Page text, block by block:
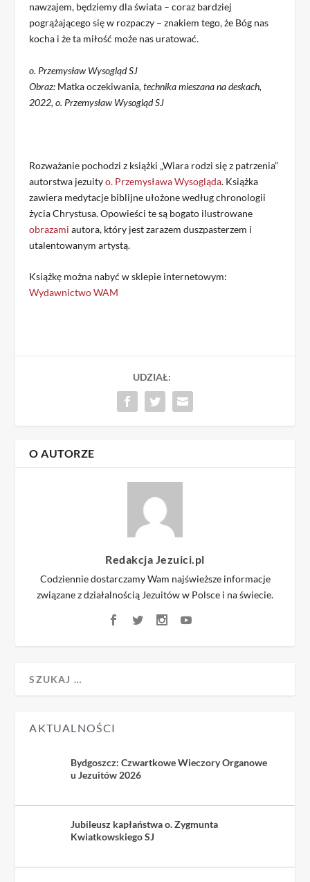
nawzajem, będziemy dla świata – coraz bardziej
pogrążającego się w rozpaczy – znakiem tego, że Bóg nas
kocha i że ta miłość może nas uratować.
o. Przemysław Wysogląd SJ
Obraz: Matka oczekiwania, technika mieszana na deskach,
2022, o. Przemysław Wysogląd SJ
Rozważanie pochodzi z książki „Wiara rodzi się z patrzenia”
autorstwa jezuityo. Przemysława Wysogląda. Książka
zawiera medytacje biblijne ułożone według chronologii
życia Chrystusa. Opowieści te są bogato ilustrowane
obrazami autora, który jest zarazem duszpasterzem i
utalentowanym artystą.
Książkę można nabyć w sklepie internetowym:
Wydawnictwo WAM
UDZIAŁ:
O AUTORZE
Redakcja Jezuici.pl
Codziennie dostarczamy Wam najświeższe informacje
związane z działalnością Jezuitów w Polsce i na świecie.
AKTUALNOŚCI
Bydgoszcz: Czwartkowe Wieczory Organowe
u Jezuitów 2026
Jubileusz kapłaństwa o. Zygmunta
Kwiatkowskiego SJ